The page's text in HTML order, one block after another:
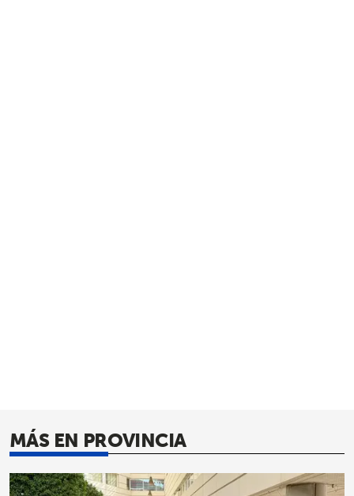
MÁS EN PROVINCIA